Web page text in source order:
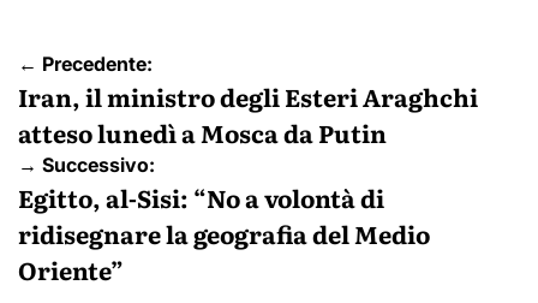
Navigazione
articoli
← Precedente:
Iran, il ministro degli Esteri Araghchi
atteso lunedì a Mosca da Putin
→ Successivo:
Egitto, al-Sisi: “No a volontà di
ridisegnare la geografia del Medio
Oriente”